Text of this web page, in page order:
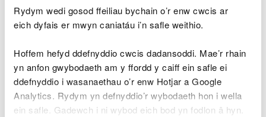
Rydym wedi gosod ffeiliau bychain o’r enw cwcis ar
eich dyfais er mwyn caniatáu i’n safle weithio.
Hoffem hefyd ddefnyddio cwcis dadansoddi. Mae’r rhain
yn anfon gwybodaeth am y ffordd y caiff ein safle ei
ddefnyddio i wasanaethau o’r enw Hotjar a Google
Analytics. Rydym yn defnyddio’r wybodaeth hon i wella
ein safle. Gadewch i ni wybod eich bod yn fodlon â hyn.